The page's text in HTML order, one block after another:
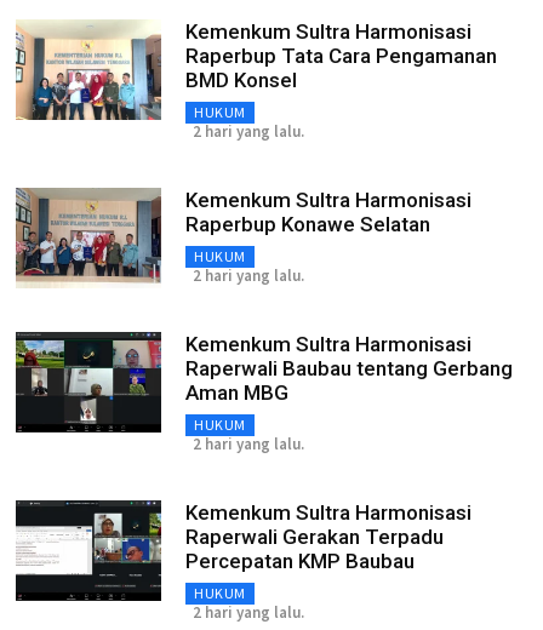
Kemenkum Sultra Harmonisasi
Raperbup Tata Cara Pengamanan
BMD Konsel
HUKUM
2 hari yang lalu.
Kemenkum Sultra Harmonisasi
Raperbup Konawe Selatan
HUKUM
2 hari yang lalu.
Kemenkum Sultra Harmonisasi
Raperwali Baubau tentang Gerbang
Aman MBG
HUKUM
2 hari yang lalu.
Kemenkum Sultra Harmonisasi
Raperwali Gerakan Terpadu
Percepatan KMP Baubau
HUKUM
2 hari yang lalu.